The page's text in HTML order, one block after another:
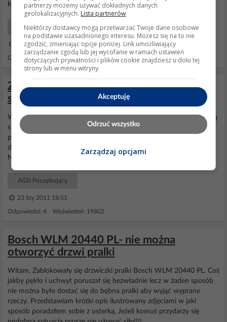
klucza. Znacie...
Forum Budowlane
08 Cze 2021 18:06
Odpowiedzi: 37 Wyświetleń: 33540
Zmywarka Ariston Li420 - drzwi nie chcą
się zamykać.
Witam Posiadam
Ariston Li420 i mam problem. Nie chcą
się domknąć całkowicie, tylko jest mała szczelina, czy to jest
problem z zamkiem (takie coś małego i plastikowego :) ) (w środku
drzwiczek). Po raz pierwszy i ostatni poprawiam pisownię.
Następnym razem poślę w KOSZ.
AGD Początkujący
23 Sty 2011 18:51
Odpowiedzi: 4 Wyświetleń: 19802
Bosch WLM 20440 PL- nie można
otworzyć drzwi pralki
Witam, Zablokowały się drzwiczki pralki Bosch WLM 20440 PL. Coś
jakby pękło i uchwyt poruszał się bezwładnie lecz w żaden sposób
nie można było dostać się do bębna pralki aby wyjąć wyprane
rzeczy. Przedstawiam krótki opis ilustrowany zdjęciami w jaki
sposób poradziłem sobie z usterką. Jeżeli komuś przydarzy się
partnerzy możemy używać dokładnych danych
geolokalizacyjnych. Lista partnerów
Niektórzy dostawcy mogą przetwarzać Twoje dane osobowe
na podstawie uzasadnionego interesu. Możesz się na to nie
zgodzić, zmieniając opcje poniżej. Link umożliwiający
zarządzanie zgodą lub jej wycofanie w ramach ustawień
dotyczących prywatności i plików cookie znajdziesz u dołu tej
strony lub w menu witryny.
Akceptuję
Odrzuć wszystko
Zarządzaj opcjami